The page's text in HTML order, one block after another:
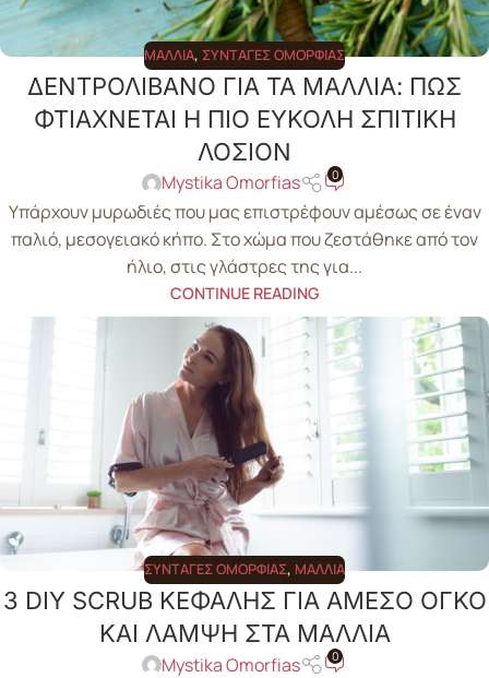
ΜΑΛΛΙΆ, ΣΥΝΤΑΓΈΣ ΟΜΟΡΦΙΆΣ
ΔΕΝΤΡΟΛΙΒΑΝΟ ΓΙΑ ΤΑ ΜΑΛΛΙΑ: ΠΩΣ
ΦΤΙΑΧΝΕΤΑΙ Η ΠΙΟ ΕΥΚΟΛΗ ΣΠΙΤΙΚΗ
ΛΟΣΙΟΝ
Mystika Omorfias 0
Υπάρχουν μυρωδιές που μας επιστρέφουν αμέσως σε έναν
παλιό, μεσογειακό κήπο. Στο χώμα που ζεστάθηκε από τον
ήλιο, στις γλάστρες της για...
CONTINUE READING
ΣΥΝΤΑΓΈΣ ΟΜΟΡΦΙΆΣ, ΜΑΛΛΙΆ
3 DIY SCRUB ΚΕΦΑΛΗΣ ΓΙΑ ΑΜΕΣΟ ΟΓΚΟ
ΚΑΙ ΛΑΜΨΗ ΣΤΑ ΜΑΛΛΙΑ
Mystika Omorfias 0